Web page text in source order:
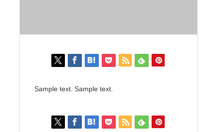
Sample text. Sample text.